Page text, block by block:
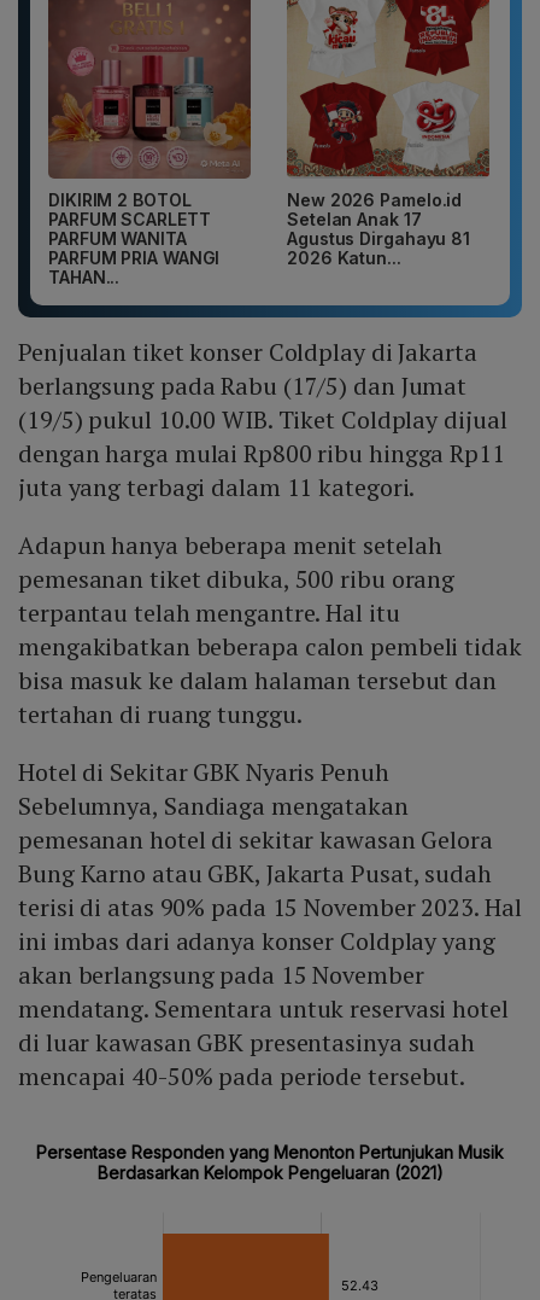
DIKIRIM 2 BOTOL
PARFUM SCARLETT
PARFUM WANITA
PARFUM PRIA WANGI
TAHAN...
New 2026 Pamelo.id
Setelan Anak 17
Agustus Dirgahayu 81
2026 Katun...
Penjualan tiket konser Coldplay di Jakarta
berlangsung pada Rabu (17/5) dan Jumat
(19/5) pukul 10.00 WIB. Tiket Coldplay dijual
dengan harga mulai Rp800 ribu hingga Rp11
juta yang terbagi dalam 11 kategori.
Adapun hanya beberapa menit setelah
pemesanan tiket dibuka, 500 ribu orang
terpantau telah mengantre. Hal itu
mengakibatkan beberapa calon pembeli tidak
bisa masuk ke dalam halaman tersebut dan
tertahan di ruang tunggu.
Hotel di Sekitar GBK Nyaris Penuh
Sebelumnya, Sandiaga mengatakan
pemesanan hotel di sekitar kawasan Gelora
Bung Karno atau GBK, Jakarta Pusat, sudah
terisi di atas 90% pada 15 November 2023. Hal
ini imbas dari adanya konser Coldplay yang
akan berlangsung pada 15 November
mendatang. Sementara untuk reservasi hotel
di luar kawasan GBK presentasinya sudah
mencapai 40-50% pada periode tersebut.